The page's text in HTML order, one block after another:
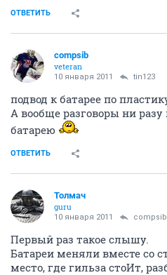
ОТВЕТИТЬ
compsib
veteran
10 января 2011 tin123
подвод к батарее по
А вообще разговоры ни
батарею
ОТВЕТИТЬ
Толмач
guru
10 января 2011 compsib
Первый раз такое слышу.
Батареи меняли вместе со
место, где гильза стоИт,